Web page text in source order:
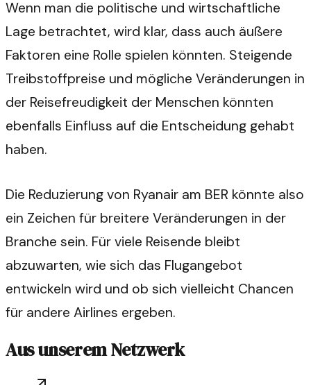
Wenn man die politische und wirtschaftliche
Lage betrachtet, wird klar, dass auch äußere
Faktoren eine Rolle spielen könnten. Steigende
Treibstoffpreise und mögliche Veränderungen in
der Reisefreudigkeit der Menschen könnten
ebenfalls Einfluss auf die Entscheidung gehabt
haben.
Die Reduzierung von Ryanair am BER könnte also
ein Zeichen für breitere Veränderungen in der
Branche sein. Für viele Reisende bleibt
abzuwarten, wie sich das Flugangebot
entwickeln wird und ob sich vielleicht Chancen
für andere Airlines ergeben.
Aus unserem Netzwerk